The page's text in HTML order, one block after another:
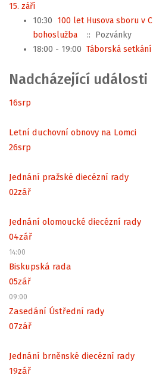
15. září
10:30 100 let Husova sboru v
bohoslužba
:: Pozvánky
18:00 - 19:00 Táborská setkání
Nadcházející události
16srp
Letní duchovní obnovy na Lomci
26srp
Jednání pražské diecézní rady
02zář
Jednání olomoucké diecézní rady
04zář
14:00
Biskupská rada
05zář
09:00
Zasedání Ústřední rady
07zář
Jednání brněnské diecézní rady
19zář